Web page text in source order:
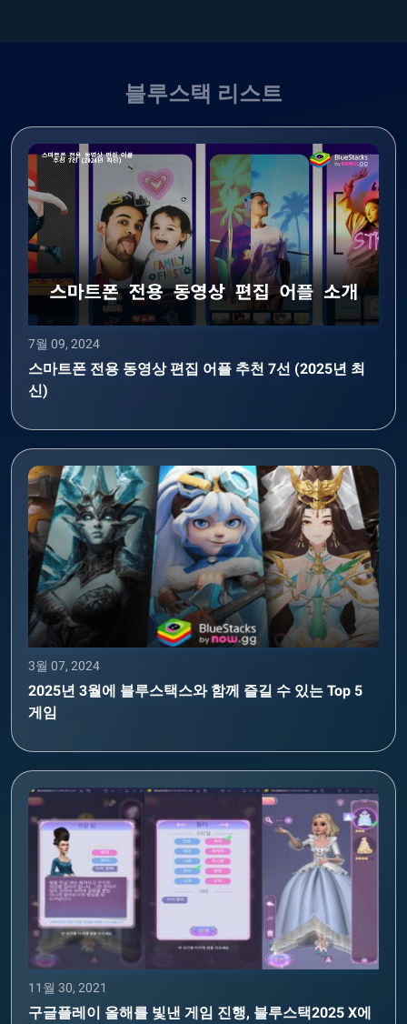
블루스택 리스트
7월 09, 2024
스마트폰 전용 동영상 편집 어플 추천 7선 (2025년 최
신)
3월 07, 2024
2025년 3월에 블루스택스와 함께 즐길 수 있는 Top 5
게임
11월 30, 2021
구글플레이 올해를 빛낸 게임 진행, 블루스택2025 X에